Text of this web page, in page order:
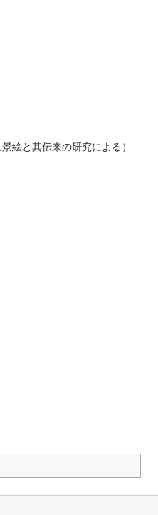
絵と其伝来の研究による）